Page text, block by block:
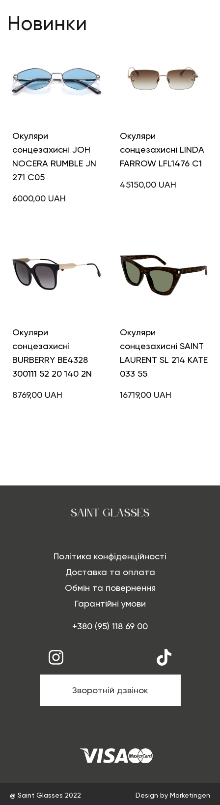
Новинки
Окуляри
сонцезахисні JOH
NOCERA RUMBLE JN
271 C05
6000,00 UAH
Окуляри
сонцезахисні LINDA
FARROW LFL1476 C1
45150,00 UAH
Окуляри
сонцезахисні
BURBERRY BE4328
300111 52 20 140 2N
8769,00 UAH
Окуляри
сонцезахисні SAINT
LAURENT SL 214 KATE
033 55
16719,00 UAH
Політика конфіденційності
Доставка та оплата
Обмін та повернення
Гарантійні умови
+380 (95) 118 69 00
Зворотній дзвінок
@ Saint Glasses 2022 Design by Marketingen